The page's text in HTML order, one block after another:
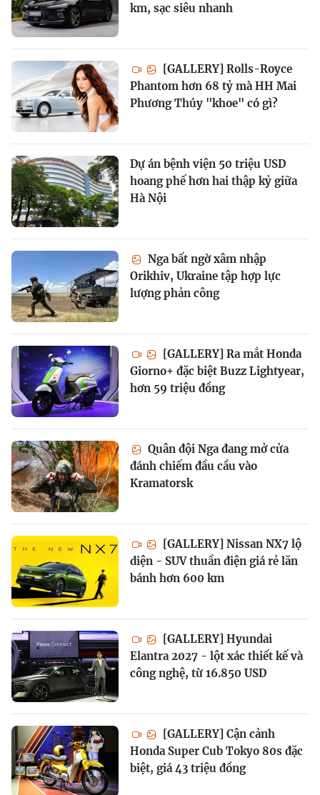
km, sạc siêu nhanh
[GALLERY] Rolls-Royce
Phantom hơn 68 tỷ mà HH Mai
Phương Thúy "khoe" có gì?
Dự án bệnh viện 50 triệu USD
hoang phế hơn hai thập kỷ giữa
Hà Nội
Nga bất ngờ xâm nhập
Orikhiv, Ukraine tập hợp lực
lượng phản công
[GALLERY] Ra mắt Honda
Giorno+ đặc biệt Buzz Lightyear,
hơn 59 triệu đồng
Quân đội Nga đang mở cửa
đánh chiếm đầu cầu vào
Kramatorsk
[GALLERY] Nissan NX7 lộ
diện - SUV thuần điện giá rẻ lăn
bánh hơn 600 km
[GALLERY] Hyundai
Elantra 2027 - lột xác thiết kế và
công nghệ, từ 16.850 USD
[GALLERY] Cận cảnh
Honda Super Cub Tokyo 80s đặc
biệt, giá 43 triệu đồng